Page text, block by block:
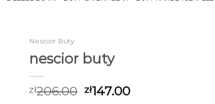
Nescior Buty
nescior buty
zł206.00 zł147.00